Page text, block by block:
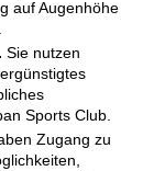
auf Augenhöhe
Sie nutzen
Sports Club.
Zugang zu